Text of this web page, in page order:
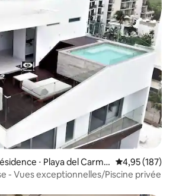
⋅ Playa del Carme Évaluation
4,95 (187)
- Vues exceptionnelles/Piscine privée